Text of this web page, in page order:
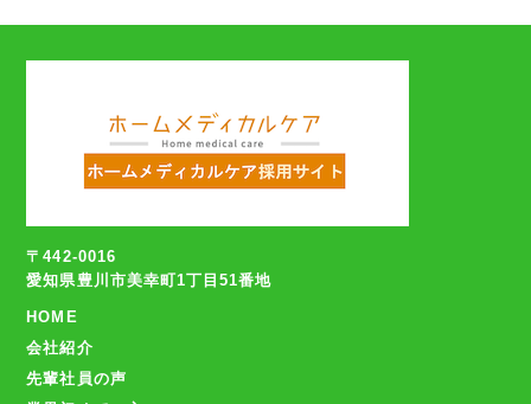
〒442-0016
愛知県豊川市美幸町1丁目51番地
HOME
会社紹介
先輩社員の声